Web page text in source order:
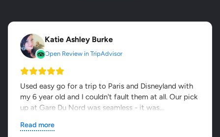
Katie Ashley Burke
Open Review in TripAdvisor
Used easy go for a trip to Paris and Disneyland with
my 6 year old and I couldn't fault them at all. Our pick
up at Gare Du Nord was seamless - it was...
Read more